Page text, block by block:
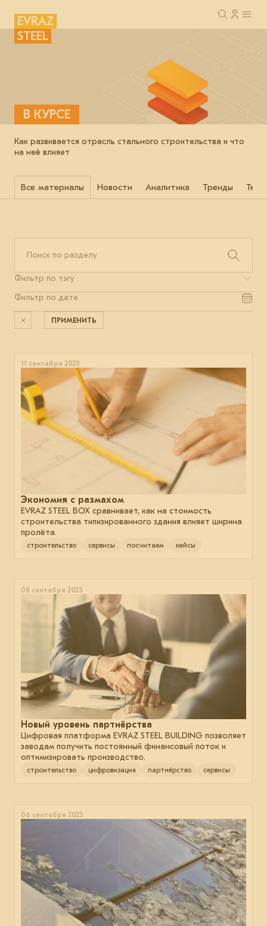
EVRAZ
STEEL
В КУРСЕ
Как развивается отрасль стального строительства и что
на неё влияет
Все материалы Новости Аналитика Тренды
ПРИМЕНИТЬ
11 сентября 2023
Экономия с размахом
EVRAZ STEEL BOX сравнивает, как на стоимость
строительства типизированного здания влияет ширина
пролёта.
строительство сервисы посчитаем кейсы
08 сентября 2023
Новый уровень партнёрства
Цифровая платформа EVRAZ STEEL BUILDING позволяет
заводам получить постоянный финансовый поток и
оптимизировать производство.
строительство цифровизация партнёрство сервисы
06 сентября 2023